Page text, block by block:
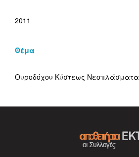
2011
Θέμα
Ουροδόχου Κύστεως Νεοπλάσματα